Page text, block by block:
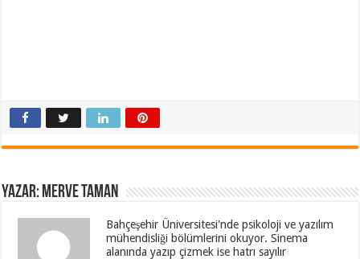
Yazar: Merve Taman
Bahçeşehir Üniversitesi'nde psikoloji ve yazılım
mühendisliği bölümlerini okuyor. Sinema
alanında yazıp çizmek ise hatrı sayılır